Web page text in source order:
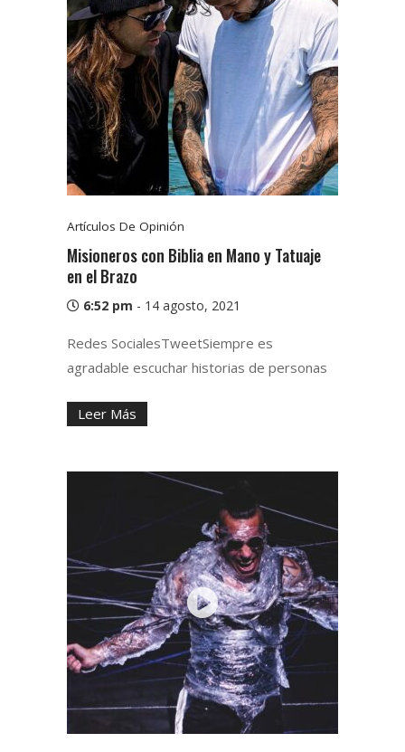
Artículos De Opinión
Misioneros con Biblia en Mano y Tatuaje
en el Brazo
6:52 pm - 14 agosto, 2021
Redes SocialesTweetSiempre es
agradable escuchar historias de personas
Leer Más